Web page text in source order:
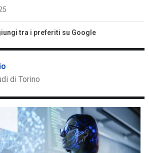
tra i preferiti su Google
di Torino